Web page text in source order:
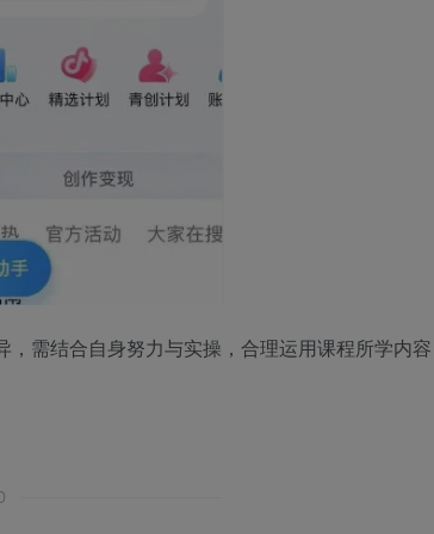
需结合自身努力与实操，合理运用课程所学内